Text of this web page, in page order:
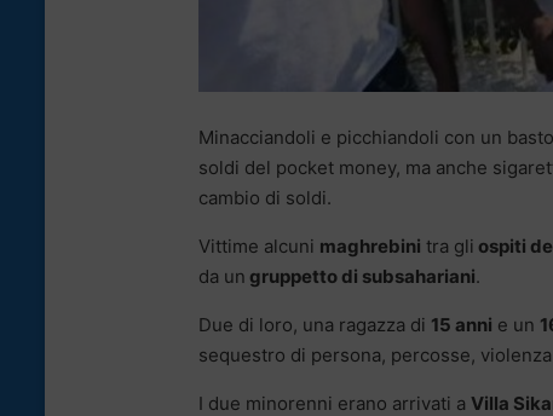
Minacciandoli e picchiandoli con un
soldi del pocket money, ma anche
cambio di soldi.
Vittime alcuni maghrebini tra gli ospiti
da un gruppetto di subsahariani.
Due di loro, una ragazza di 15 anni e un
sequestro di persona, percosse,
I due minorenni erano arrivati a Villa